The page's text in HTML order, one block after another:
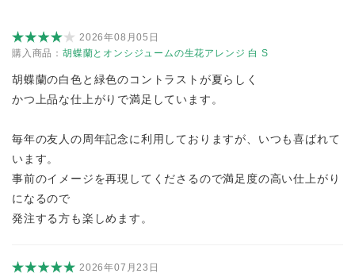
2026年08月05日
購入商品： 胡蝶蘭とオンシジュームの生花アレンジ 白 S
胡蝶蘭の白色と緑色のコントラストが夏らしく
かつ上品な仕上がりで満足しています。
毎年の友人の周年記念に利用しておりますが、いつも喜ばれて
います。
事前のイメージを再現してくださるので満足度の高い仕上がり
になるので
発注する方も楽しめます。
2026年07月23日